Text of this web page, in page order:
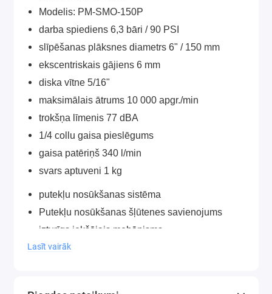
Modelis: PM-SMO-150P
darba spiediens 6,3 bāri / 90 PSI
slīpēšanas plāksnes diametrs 6" / 150 mm
ekscentriskais gājiens 6 mm
diska vītne 5/16"
maksimālais ātrums 10 000 apgr./min
trokšņa līmenis 77 dBA
1/4 collu gaisa pieslēgums
gaisa patēriņš 340 l/min
svars aptuveni 1 kg
putekļu nosūkšanas sistēma
Putekļu nosūkšanas šļūtenes savienojums
izturīgs iekšējais mehānisms
ir Velcro stiprinājums slīpēšanas diskiem
Lasīt vairāk